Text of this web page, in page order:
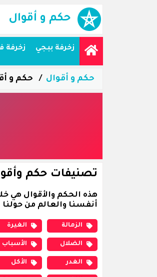
حكم و أقوال
زخرفة ببجي زخرفة
حكم و أقوال حكم و
تصنيفات حكم
هذه الحكم والأقوال هي
أنفسنا والعالم من
الزمالة الغيرة
الضلال الأسباب
الغدر الأكل